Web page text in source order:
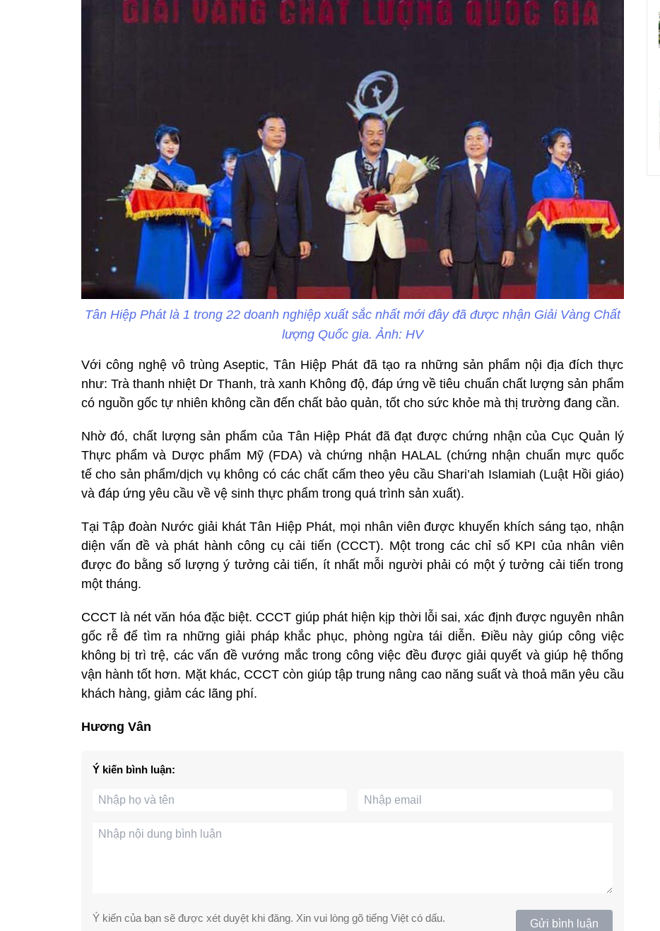
Tân Hiệp Phát là 1 trong 22 doanh nghiệp xuất sắc nhất mới đây đã được nhận Giải Vàng Chất
lượng Quốc gia. Ảnh: HV
Với công nghệ vô trùng Aseptic, Tân Hiệp Phát đã tạo ra những sản phẩm nội địa đích thực
như: Trà thanh nhiệt Dr Thanh, trà xanh Không độ, đáp ứng về tiêu chuẩn chất lượng sản phẩm
có nguồn gốc tự nhiên không cần đến chất bảo quản, tốt cho sức khỏe mà thị trường đang cần.
Nhờ đó, chất lượng sản phẩm của Tân Hiệp Phát đã đạt được chứng nhận của Cục Quản lý
Thực phẩm và Dược phẩm Mỹ (FDA) và chứng nhận HALAL (chứng nhận chuẩn mực quốc
tế cho sản phẩm/dịch vụ không có các chất cấm theo yêu cầu Shari’ah Islamiah (Luật Hồi giáo)
và đáp ứng yêu cầu về vệ sinh thực phẩm trong quá trình sản xuất).
Tại Tập đoàn Nước giải khát Tân Hiệp Phát, mọi nhân viên được khuyến khích sáng tạo, nhận
diện vấn đề và phát hành công cụ cải tiến (CCCT). Một trong các chỉ số KPI của nhân viên
được đo bằng số lượng ý tưởng cải tiến, ít nhất mỗi người phải có một ý tưởng cải tiến trong
một tháng.
CCCT là nét văn hóa đặc biệt. CCCT giúp phát hiện kịp thời lỗi sai, xác định được nguyên nhân
gốc rễ để tìm ra những giải pháp khắc phục, phòng ngừa tái diễn. Điều này giúp công việc
không bị trì trệ, các vấn đề vướng mắc trong công việc đều được giải quyết và giúp hệ thống
vận hành tốt hơn. Mặt khác, CCCT còn giúp tập trung nâng cao năng suất và thoả mãn yêu cầu
khách hàng, giảm các lãng phí.
Hương Vân
Ý kiến bình luận:
Ý kiến của bạn sẽ được xét duyệt khi đăng. Xin vui lòng gõ tiếng Việt có dấu. Gửi bình luận